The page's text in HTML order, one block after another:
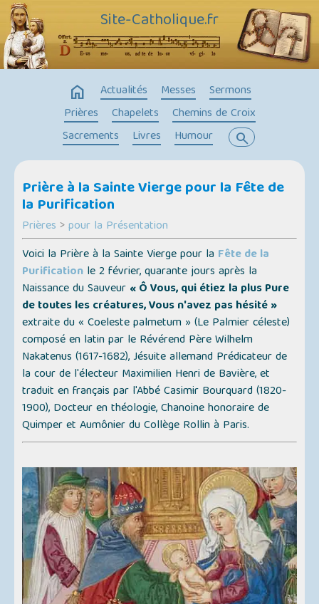
Site-Catholique.fr
home Actualités Messes
Sermons
Prières
Chapelets
Chemins de Croix
Sacrements
Livres Humour search
Prière à la Sainte Vierge pour la Fête de
la Purification
Prières >pour la Présentation
Voici la Prière à la Sainte Vierge pour la Fête de la
Purification le 2 février, quarante jours après la
Naissance du Sauveur « Ô Vous, qui étiez la plus Pure
de toutes les créatures, Vous n'avez pas hésité »
extraite du« Coeleste palmetum » (Le Palmier céleste)
composé en latin par le Révérend Père Wilhelm
Nakatenus (1617-1682), Jésuite allemand Prédicateur de
la cour de l'électeur Maximilien Henri de Bavière, et
traduit en français par l'Abbé Casimir Bourquard (1820-
1900), Docteur en théologie, Chanoine honoraire de
Quimper et Aumônier du Collège Rollin à Paris.